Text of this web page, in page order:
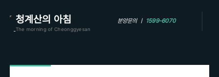
청계산의 아침
The morning of Cheonggyesan
분양문의 ㅣ 1599-6070